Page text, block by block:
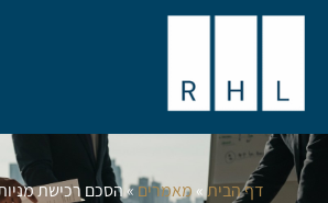
דף הבית» מאמרים»הסכם רכישת